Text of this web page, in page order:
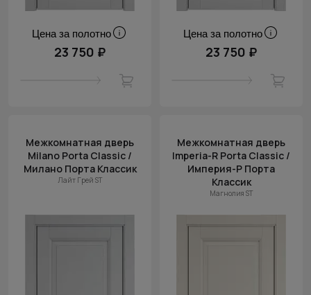
Цена за полотно
23 750 ₽
Цена за полотно
23 750 ₽
Межкомнатная дверь
Milano Porta Classic /
Милано Порта Классик
Лайт Грей ST
Межкомнатная дверь
Imperia-R Porta Classic /
Империя-Р Порта
Классик
Магнолия ST